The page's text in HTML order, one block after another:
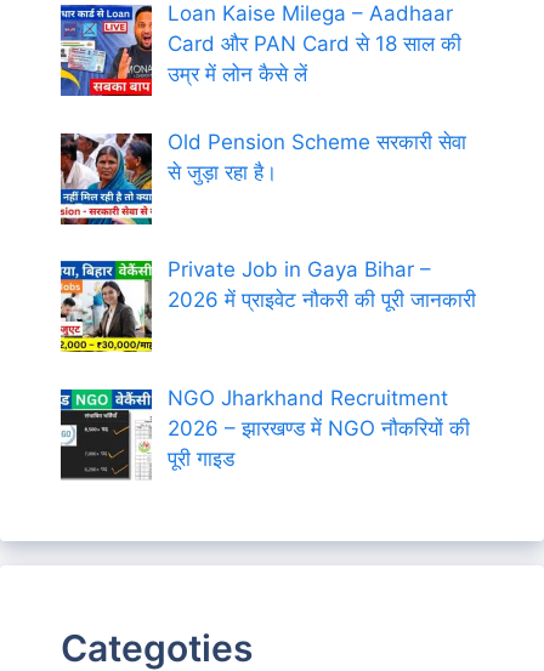
Loan Kaise Milega – Aadhaar
Card और PAN Card से 18 साल की
उम्र में लोन कैसे लें
Old Pension Scheme सरकारी सेवा
से जुड़ा रहा है।
Private Job in Gaya Bihar –
2026 में प्राइवेट नौकरी की पूरी जानकारी
NGO Jharkhand Recruitment
2026 – झारखण्ड में NGO नौकरियों की
पूरी गाइड
Categoties